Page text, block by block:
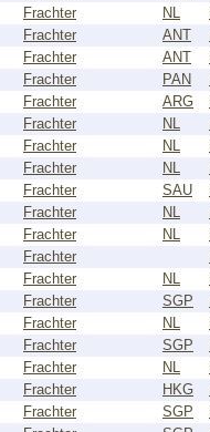
Frachter NL
Frachter ANT
Frachter ANT
Frachter PAN
Frachter ARG
Frachter NL
Frachter NL
Frachter NL
Frachter SAU
Frachter NL
Frachter NL
Frachter
Frachter NL
Frachter SGP
Frachter NL
Frachter SGP
Frachter NL
Frachter HKG
Frachter SGP